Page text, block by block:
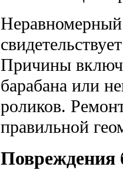
Причины
барабана или
роликов.
правильной
Повреждения